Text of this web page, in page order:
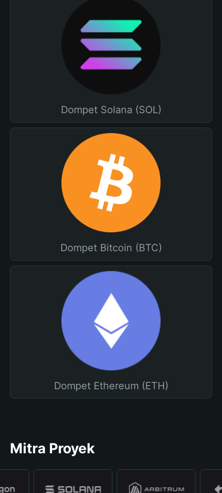
Dompet Solana (SOL)
Dompet Bitcoin (BTC)
Dompet Ethereum (ETH)
Mitra Proyek